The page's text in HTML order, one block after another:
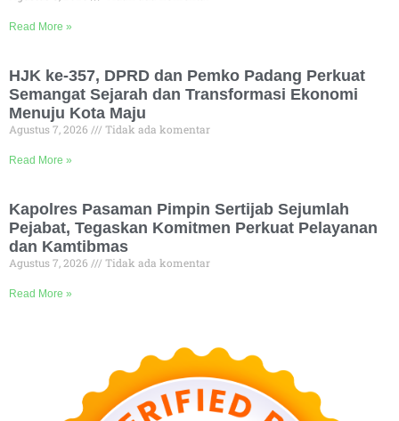
Read More »
HJK ke-357, DPRD dan Pemko Padang Perkuat
Semangat Sejarah dan Transformasi Ekonomi
Menuju Kota Maju
Agustus 7, 2026 Tidak ada komentar
Read More »
Kapolres Pasaman Pimpin Sertijab Sejumlah
Pejabat, Tegaskan Komitmen Perkuat Pelayanan
dan Kamtibmas
Agustus 7, 2026 Tidak ada komentar
Read More »